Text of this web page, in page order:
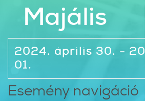
Majális
2024. április 30. -
01.
Esemény navigáció